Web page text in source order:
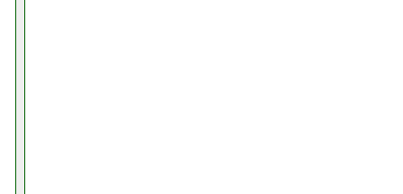
Comarcond - Ecommerce Ecommerce